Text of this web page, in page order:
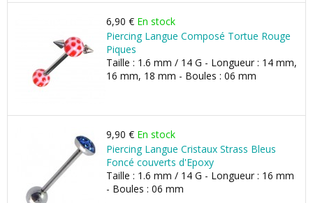
6,90 € En stock
Piercing Langue Composé Tortue Rouge
Piques
Taille : 1.6 mm / 14 G - Longueur : 14 mm,
16 mm, 18 mm - Boules : 06 mm
9,90 € En stock
Piercing Langue Cristaux Strass Bleus
Foncé couverts d'Epoxy
Taille : 1.6 mm / 14 G - Longueur : 16 mm
- Boules : 06 mm